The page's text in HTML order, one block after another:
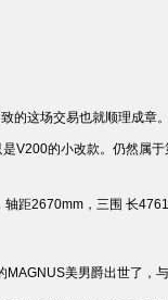
的这场交易也就顺理成章。
V200的小改款。仍然属
距2670mm，三围 长
美男爵出世了，